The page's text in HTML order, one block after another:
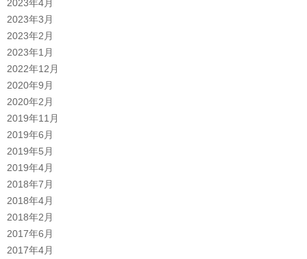
2023年4月
2023年3月
2023年2月
2023年1月
2022年12月
2020年9月
2020年2月
2019年11月
2019年6月
2019年5月
2019年4月
2018年7月
2018年4月
2018年2月
2017年6月
2017年4月